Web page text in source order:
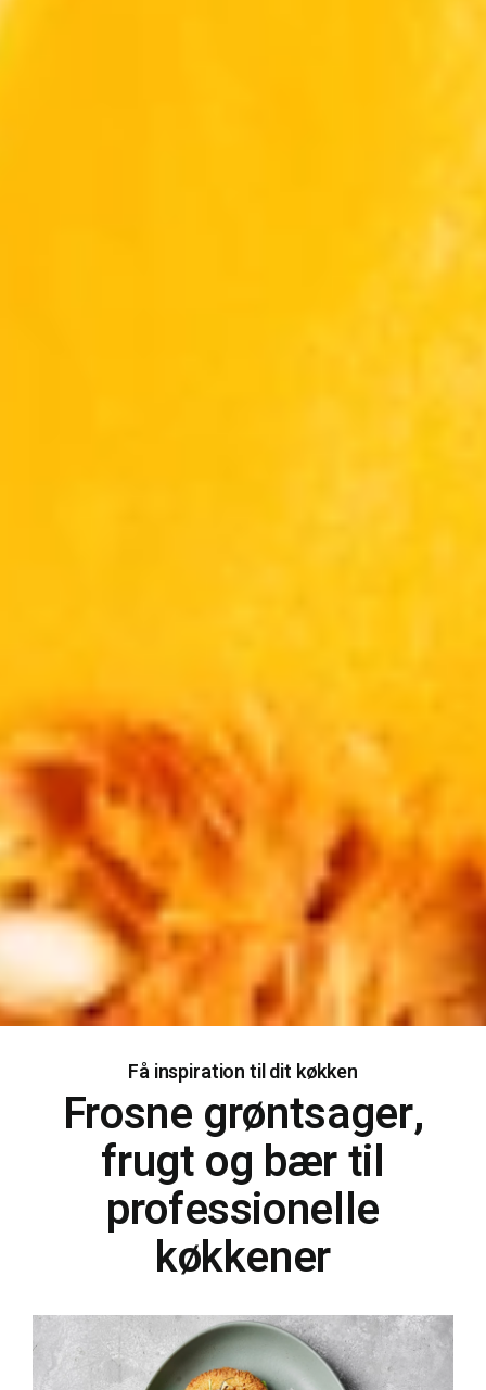
Få inspiration til dit køkken
Frosne grøntsager,
frugt og bær til
professionelle
køkkener